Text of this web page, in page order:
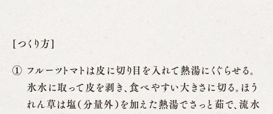
[つくり方]
フルーツトマトは皮に切り目を入れて熱湯にくぐらせる。
氷水に取って皮を剥き、食べやすい大きさに切る。ほう
れん草は塩（分量外）を加えた熱湯でさっと茹で、流水